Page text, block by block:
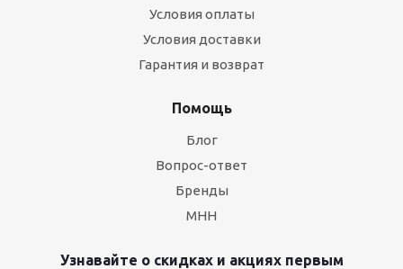
Условия оплаты
Условия доставки
Гарантия и возврат
Помощь
Блог
Вопрос-ответ
Бренды
МНН
Узнавайте о скидках и акциях первым